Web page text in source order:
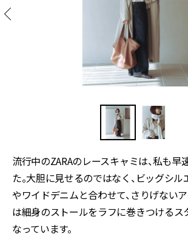
流行中のZARAのレースキャミは、私も早
た。大胆に見せるのではなく、ビッグシ
やワイドデニムと合わせて、さりげない
は細身のストールをラフに巻きつけるス
なっています。